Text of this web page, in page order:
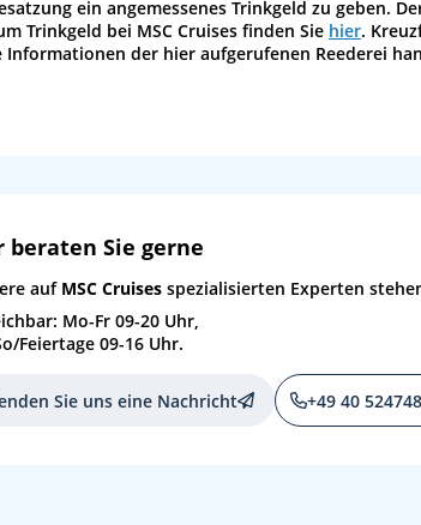
ein angemessenes Trinkgeld zu geben.
Trinkgeld bei MSC Cruises finden Sie hier.
der hier aufgerufenen Reederei
beraten Sie gerne
auf MSC Cruises spezialisierten Experten
Mo-Fr 09-20 Uhr,
Feiertage 09-16 Uhr.
Sie uns eine Nachricht +49 40